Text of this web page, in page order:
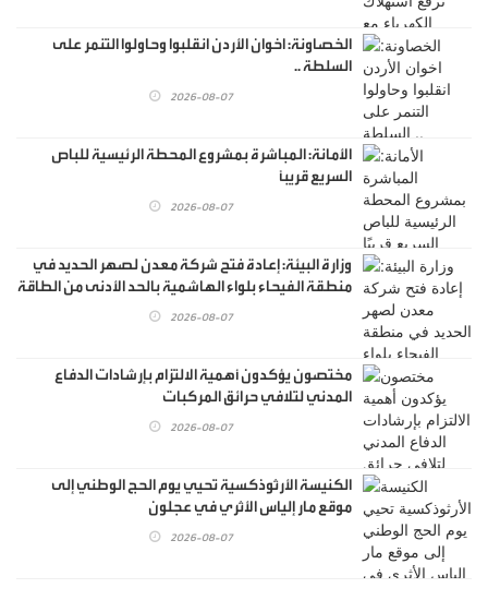
الخصاونة: اخوان الأردن انقلبوا وحاولوا التنمر على
السلطة ..
2026-08-07
الأمانة: المباشرة بمشروع المحطة الرئيسية للباص
السريع قريبًا
2026-08-07
وزارة البيئة: إعادة فتح شركة معدن لصهر الحديد في
منطقة الفيحاء بلواء الهاشمية بالحد الأدنى من الطاقة
2026-08-07
مختصون يؤكدون أهمية الالتزام بإرشادات الدفاع
المدني لتلافي حرائق المركبات
2026-08-07
الكنيسة الأرثوذكسية تحيي يوم الحج الوطني إلى
موقع مار إلياس الأثري في عجلون
2026-08-07